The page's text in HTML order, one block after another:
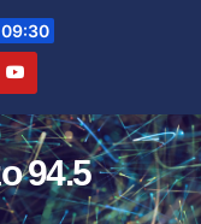
09:30
94.5